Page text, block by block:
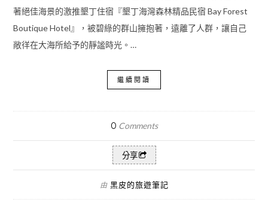
著絕佳海景的激推墾丁住宿『墾丁海灣森林精品民宿 Bay Forest
Boutique Hotel』，被碧綠的群山擁抱著，遠離了人群，讓自己
敞徉在大海所給予的靜謐時光。…
繼續閱讀
0 Comments
分享
由 黑皮的旅遊筆記